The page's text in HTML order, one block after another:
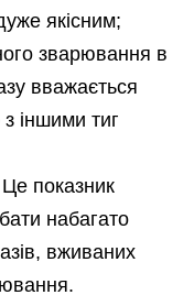
якісним;
зварювання в
вважається
іншими тиг
Це показник
набагато
вживаних